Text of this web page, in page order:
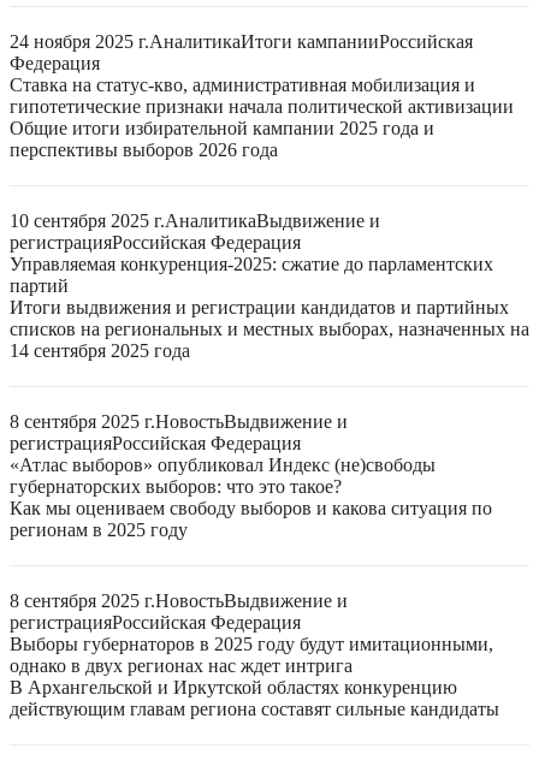
24 ноября 2025 г.АналитикаИтоги кампанииРоссийская
Федерация
Ставка на статус-кво, административная мобилизация и
гипотетические признаки начала политической активизации
Общие итоги избирательной кампании 2025 года и
перспективы выборов 2026 года
10 сентября 2025 г.АналитикаВыдвижение и
регистрацияРоссийская Федерация
Управляемая конкуренция-2025: сжатие до парламентских
партий
Итоги выдвижения и регистрации кандидатов и партийных
списков на региональных и местных выборах, назначенных на
14 сентября 2025 года
8 сентября 2025 г.НовостьВыдвижение и
регистрацияРоссийская Федерация
«Атлас выборов» опубликовал Индекс (не)свободы
губернаторских выборов: что это такое?
Как мы оцениваем свободу выборов и какова ситуация по
регионам в 2025 году
8 сентября 2025 г.НовостьВыдвижение и
регистрацияРоссийская Федерация
Выборы губернаторов в 2025 году будут имитационными,
однако в двух регионах нас ждет интрига
В Архангельской и Иркутской областях конкуренцию
действующим главам региона составят сильные кандидаты